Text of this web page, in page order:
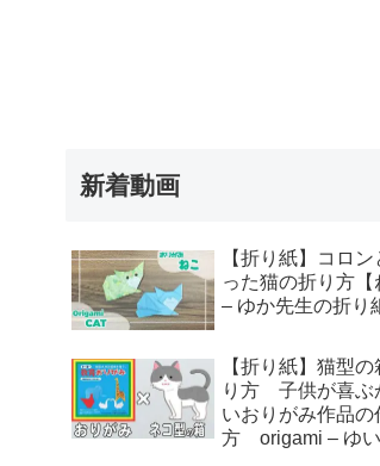
新着動画
【折り紙】コロン
った猫の折り方【
– ゆか先生の折り
【折り紙】猫型
り方 子供が喜ぶ
いおりがみ作品の
方 origami – ゆ